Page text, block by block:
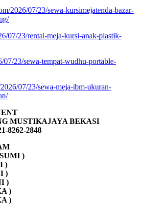
2026/07/23/sewa-kursimejatenda-bazar-
07/23/rental-meja-kursi-anak-plastik-
07/23/sewa-tempat-wudhu-portable-
07/23/sewa-meja-ibm-ukuran-
MUSTIKAJAYA BEKASI
8262-2848
)
)
)
)
)
)